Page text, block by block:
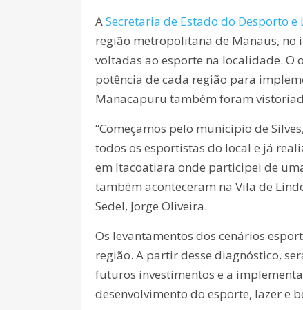
ASecretaria de Estado do Desporto e
região metropolitana de Manaus, no
voltadas ao esporte na localidade. O
potência de cada região para
Manacapuru também foram
“Começamos pelo município de
todos os esportistas do local e já
em Itacoatiara onde participei de
também aconteceram na Vila de
Sedel, Jorge Oliveira.
Os levantamentos dos cenários
região. A partir desse diagnóstico,
futuros investimentos e a
desenvolvimento do esporte, lazer e